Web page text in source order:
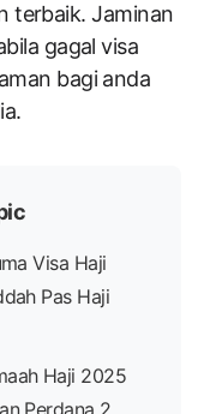
terbaik. Jaminan
gagal visa
bagi anda
Visa Haji
Pas Haji
Haji 2025
Perdana 2